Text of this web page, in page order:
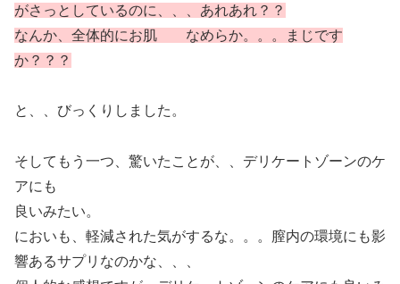
がさっとしているのに、、、 あれあれ？？
なんか、全体的にお肌 なめらか。。。
まじです
か？？？
と、、びっくりしました。
そしてもう一つ、驚いたことが、、デリケートゾーンのケ
アにも
良いみたい。
においも、軽減された気がするな。。。膣内の環境にも影
響あるサプリなのかな、、、